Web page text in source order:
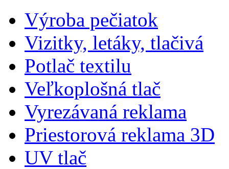
Výroba pečiatok
Vizitky, letáky, tlačivá
Potlač textilu
Veľkoplošná tlač
Vyrezávaná reklama
Priestorová reklama 3D
UV tlač